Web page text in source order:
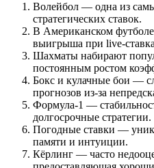
Волейбол — одна из
стратегических ставок.
В Американском
выигрыша при live-
Шахматы набирают
постоянным ростом
Бокс и кулачные бои —
прогнозов из-за
Формула-1 —
долгосрочные стратегии.
Погодные ставки —
памяти и интуиции.
Кёрлинг — часто